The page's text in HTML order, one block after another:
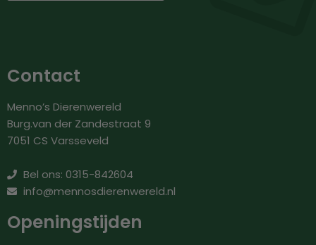
Contact
Menno’s Dierenwereld
Burg.van der Zandestraat 9
7051 CS Varsseveld
Bel ons: 0315-842604
info@mennosdierenwereld.nl
Openingstijden